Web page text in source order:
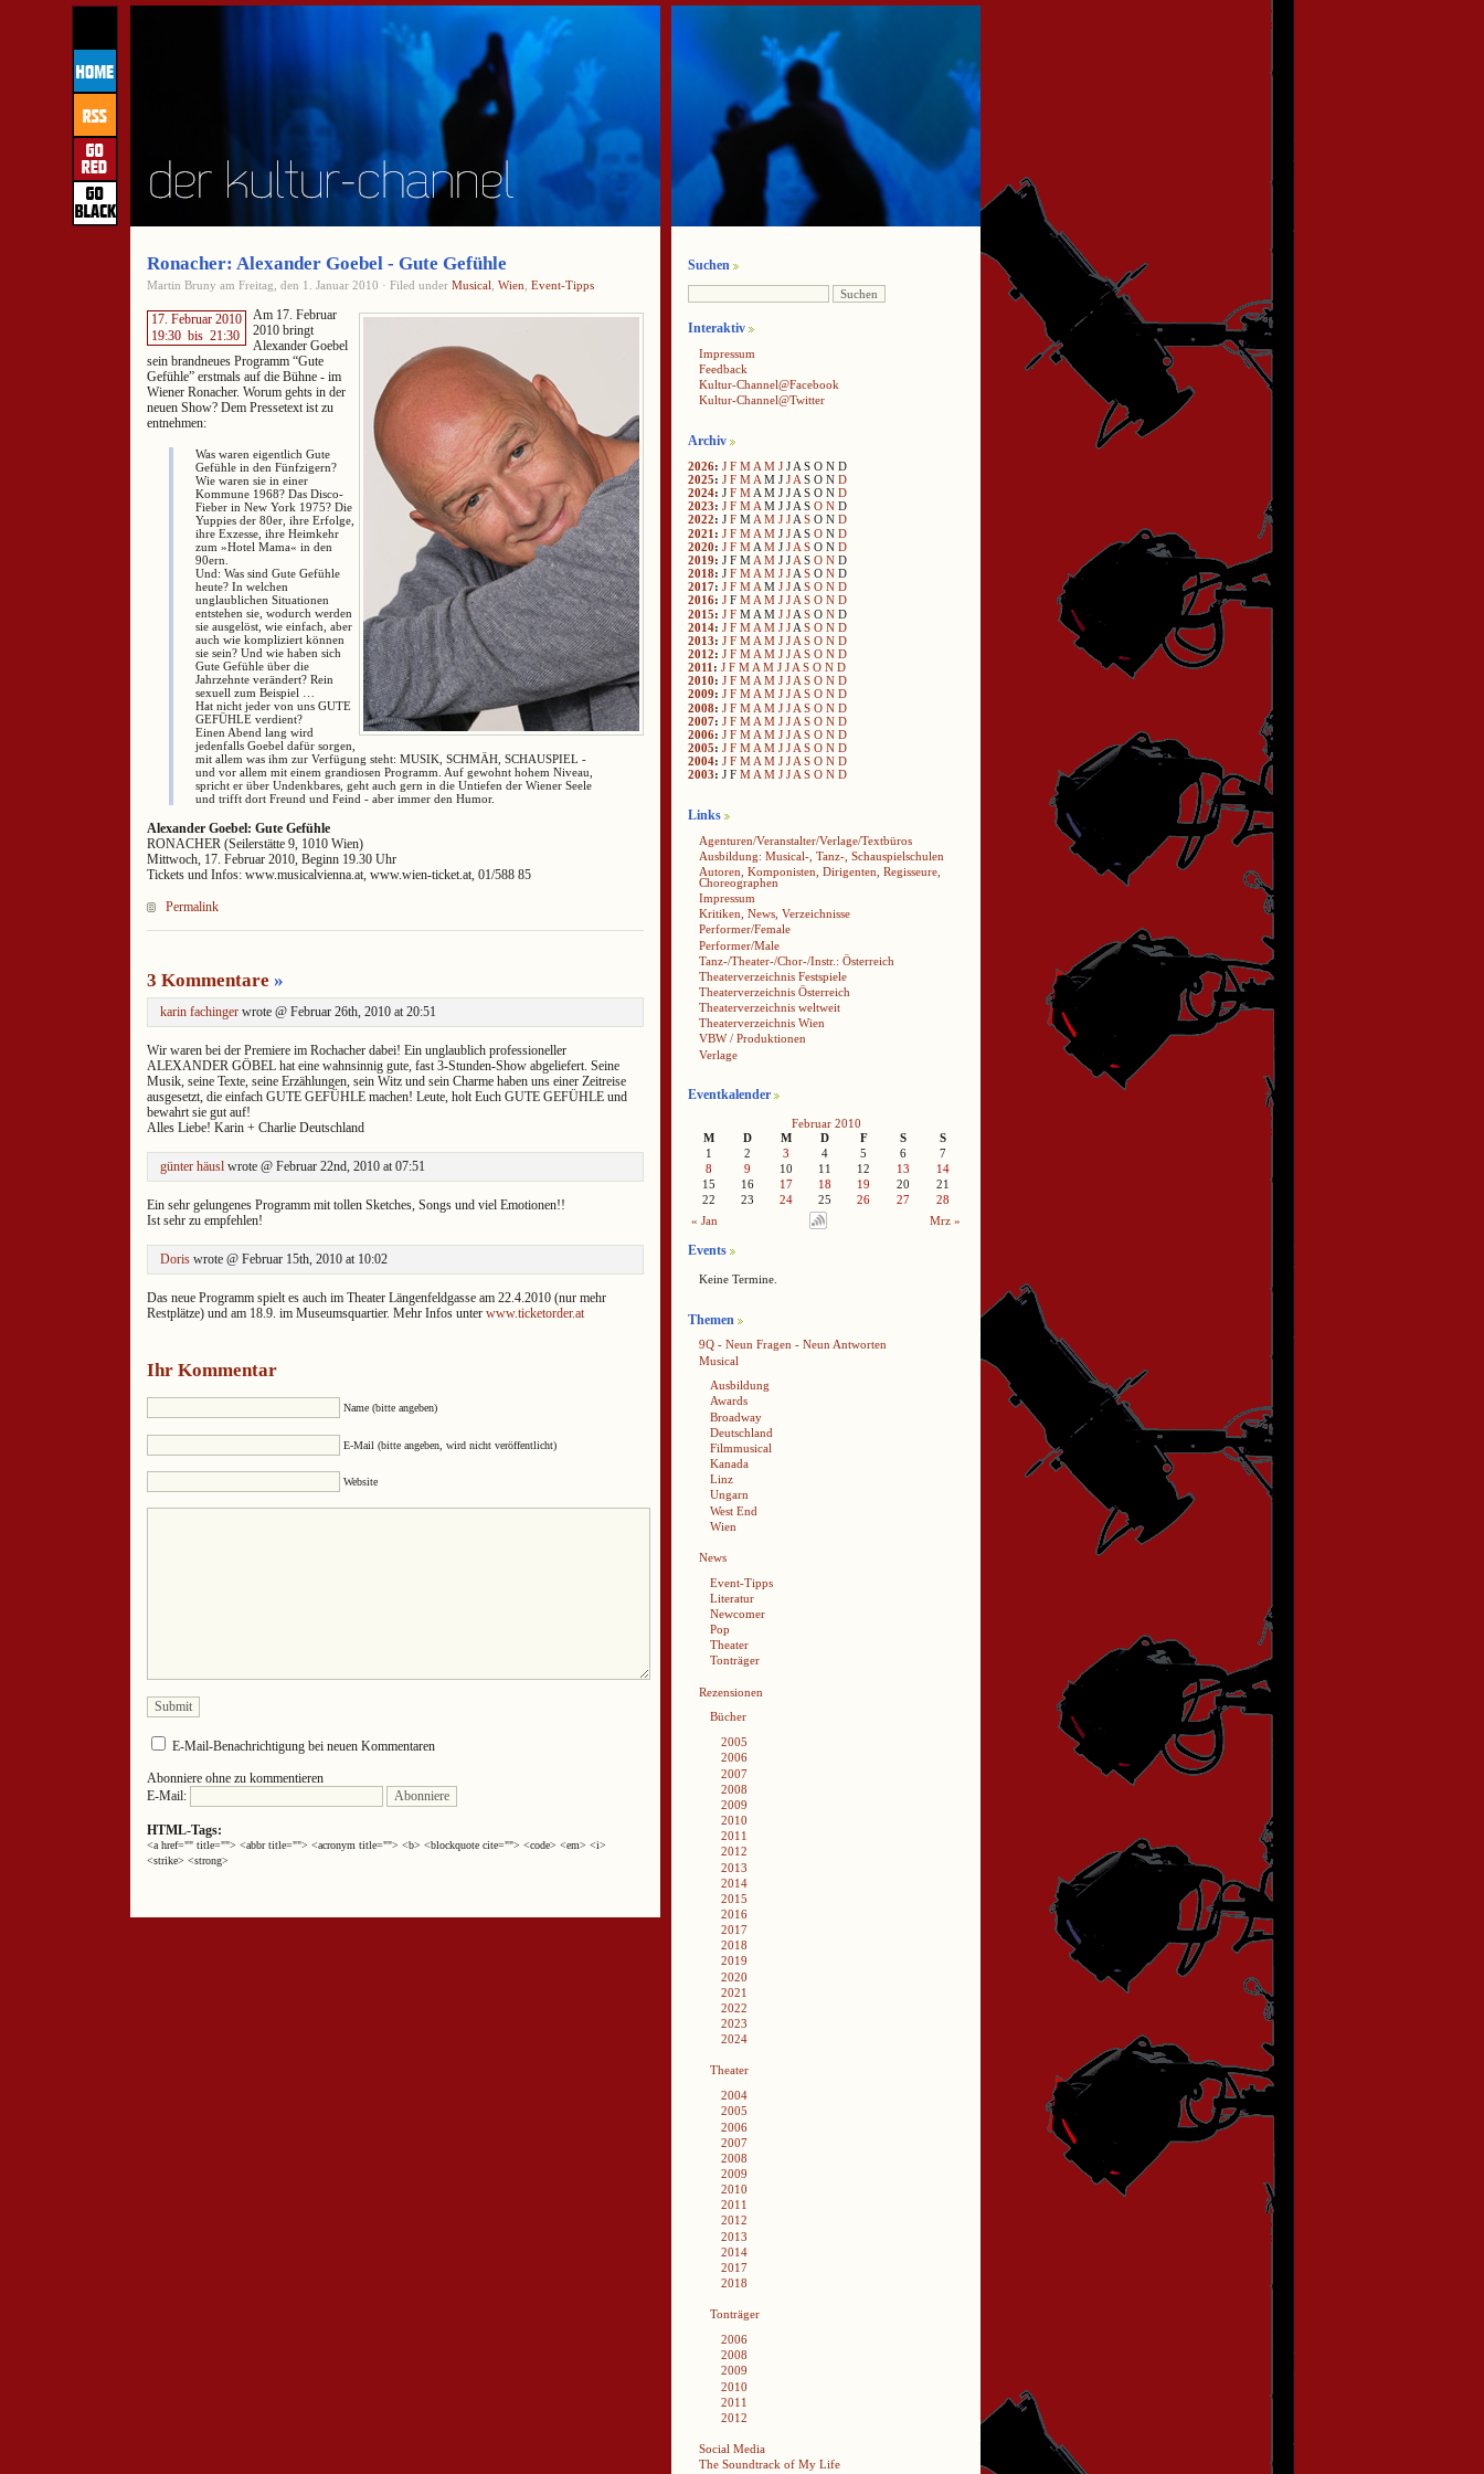
Ronacher: Alexander Goebel - Gute Gefühle
Martin Bruny am Freitag, den 1. Januar 2010 · Filed under Musical Wien Event-Tipps
17. Februar 2010
19:30 bis 21:30
Am 17. Februar
2010 bringt
Alexander Goebel
sein brandneues Programm “Gute
Gefühle” erstmals auf die Bühne - im
Wiener Ronacher. Worum gehts in der
neuen Show? Dem Pressetext ist zu
entnehmen:
Was waren eigentlich Gute
Gefühle in den Fünfzigern?
Wie waren sie in einer
Kommune 1968? Das Disco-
Fieber in New York 1975? Die
Yuppies der 80er, ihre Erfolge,
ihre Exzesse, ihre Heimkehr
zum »Hotel Mama« in den
90ern.
Und: Was sind Gute Gefühle
heute? In welchen
unglaublichen Situationen
entstehen sie, wodurch werden
sie ausgelöst, wie einfach, aber
auch wie kompliziert können
sie sein? Und wie haben sich
Gute Gefühle über die
Jahrzehnte verändert? Rein
sexuell zum Beispiel …
Hat nicht jeder von uns GUTE
GEFÜHLE verdient?
Einen Abend lang wird
jedenfalls Goebel dafür sorgen,
mit allem was ihm zur Verfügung steht: MUSIK, SCHMÄH, SCHAUSPIEL -
und vor allem mit einem grandiosen Programm. Auf gewohnt hohem Niveau,
spricht er über Undenkbares, geht auch gern in die Untiefen der Wiener Seele
und trifft dort Freund und Feind - aber immer den Humor.
Alexander Goebel: Gute Gefühle
RONACHER (Seilerstätte 9, 1010 Wien)
Mittwoch, 17. Februar 2010, Beginn 19.30 Uhr
Tickets und Infos: www.musicalvienna.at, www.wien-ticket.at, 01/588 85
Permalink
3 Kommentare »
karin fachinger wrote @ Februar 26th, 2010 at 20:51
Wir waren bei der Premiere im Rochacher dabei! Ein unglaublich professioneller
ALEXANDER GÖBEL hat eine wahnsinnig gute, fast 3-Stunden-Show abgeliefert. Seine
Musik, seine Texte, seine Erzählungen, sein Witz und sein Charme haben uns einer Zeitreise
ausgesetzt, die einfach GUTE GEFÜHLE machen! Leute, holt Euch GUTE GEFÜHLE und
bewahrt sie gut auf!
Alles Liebe! Karin + Charlie Deutschland
günter häusl wrote @ Februar 22nd, 2010 at 07:51
Ein sehr gelungenes Programm mit tollen Sketches, Songs und viel Emotionen!!
Ist sehr zu empfehlen!
Doris wrote @ Februar 15th, 2010 at 10:02
Das neue Programm spielt es auch im Theater Längenfeldgasse am 22.4.2010 (nur mehr
Restplätze) und am 18.9. im Museumsquartier. Mehr Infos unter www.ticketorder.at
Ihr Kommentar
Name (bitte angeben)
E-Mail (bitte angeben, wird nicht veröffentlicht)
Website
E-Mail-Benachrichtigung bei neuen Kommentaren
Abonniere ohne zu kommentieren
E-Mail:
HTML-Tags:
<a href="" title=""> <abbr title=""> <acronym title=""> <b> <blockquote cite=""> <code> <em> <i>
<strike> <strong>
Suchen
Interaktiv
Impressum
Feedback
Kultur-Channel@Facebook
Kultur-Channel@Twitter
Archiv
2026: J F M A M J J A S O N D
2025: J F M A M J J A S O N D
2024: J F M A M J J A S O N D
2023: J F M A M J J A S O N D
2022: J F MA M J JA S O N D
2021 : J F M A M J J A S O N D
2020: J F M A M J J A S O N D
2019: J F M A M J J A S O N D
2018: J F M A M J J A S O N D
2017: J F M A M J J A S O N D
2016: J F M A M J J A S O N D
2015: J F M A M J J A S O N D
2014: J F M A M J J A S O N D
2013: J F M A M J J A S O N D
2012: J F M A M J J A S O N D
2011 : J F M A M J J A S O N D
2010: J F M A M J J A S O N D
2009: J F MA M J JA S O N D
2008: J F M A M J J A S O N D
2007: J F M A M J J A S O N D
2006: J F M A M J J A S O N D
2005: J F M A M J J A S O N D
2004: J F M A M J J A S O N D
2003: J F M A M J J A S O N D
Links
Agenturen/Veranstalter/Verlage/Textbüros
Ausbildung: Musical-, Tanz-, Schauspielschulen
Autoren, Komponisten, Dirigenten, Regisseure,
Choreographen
Impressum
Kritiken, News, Verzeichnisse
Performer/Female
Performer/Male
Tanz-/Theater-/Chor-/Instr.: Österreich
Theaterverzeichnis Festspiele
Theaterverzeichnis Österreich
Theaterverzeichnis weltweit
Theaterverzeichnis Wien
VBW / Produktionen
Verlage
Eventkalender
Februar 2010
M
D M D F S
S
1
2 3 4 5 6
7
8
9 10 11 12 13
14
15
16 17 18 19 20
21
22
23 24 25 26 27
28
« Jan
Mrz »
Events
Keine Termine.
Themen
9Q - Neun Fragen - Neun Antworten
Musical
Ausbildung
Awards
Broadway
Deutschland
Filmmusical
Kanada
Linz
Ungarn
West End
Wien
News
Event-Tipps
Literatur
Newcomer
Pop
Theater
Tonträger
Rezensionen
Bücher
2005
2006
2007
2008
2009
2010
2011
2012
2013
2014
2015
2016
2017
2018
2019
2020
2021
2022
2023
2024
Theater
2004
2005
2006
2007
2008
2009
2010
2011
2012
2013
2014
2017
2018
Tonträger
2006
2008
2009
2010
2011
2012
Social Media
The Soundtrack of My Life